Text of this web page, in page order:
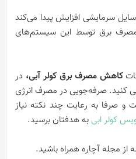
سرمایشی افزایش پیدا می‌کند
برق توسط این سیستم‌های
کاهش مصرف برق کولر آبی، در
کنید. صرفه‌جویی در مصرف انرژی
و صرفا به رعایت چند نکته نیاز
کولر ابیبه هدفتان برسید.
از مجله آچاره همراه باشید.